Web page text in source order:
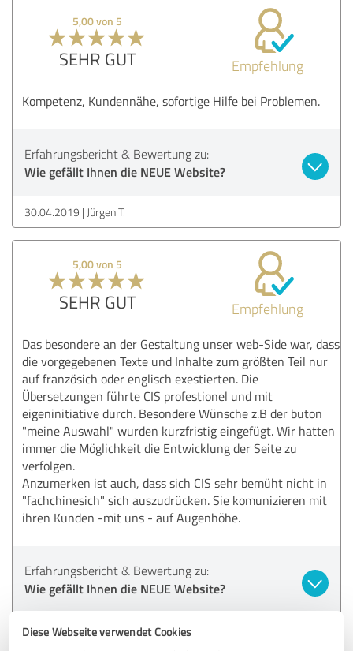
Diese Webseite verwendet Cookies
5,00 von 5
SEHR GUT Empfehlung
Kompetenz, Kundennähe, sofortige Hilfe bei Problemen.
Erfahrungsbericht & Bewertung zu:
Wie gefällt Ihnen die NEUE Website?
30.04.2019 Jürgen T.
5,00 von 5
SEHR GUT Empfehlung
Das besondere an der Gestaltung unser web-Side war, dass
die vorgegebenen Texte und Inhalte zum größten Teil nur
auf französich oder englisch exestierten. Die
Übersetzungen führte CIS profestionel und mit
eigeninitiative durch. Besondere Wünsche z.B der buton
"meine Auswahl" wurden kurzfristig eingefügt. Wir hatten
immer die Möglichkeit die Entwicklung der Seite zu
verfolgen.
Anzumerken ist auch, dass sich CIS sehr bemüht nicht in
"fachchinesich" sich auszudrücken. Sie komunizieren mit
ihren Kunden -mit uns - auf Augenhöhe.
Erfahrungsbericht & Bewertung zu:
Wie gefällt Ihnen die NEUE Website?
20.03.2019 Thilo H.